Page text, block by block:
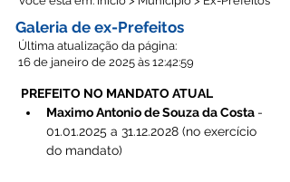
Galeria de ex-Prefeitos
Última atualização da página:
16 de janeiro de 2025 às 12:42:59
PREFEITO NO MANDATO ATUAL
Maximo Antonio de Souza da Costa -
01.01.2025 a 31.12.2028 (no exercício
do mandato)